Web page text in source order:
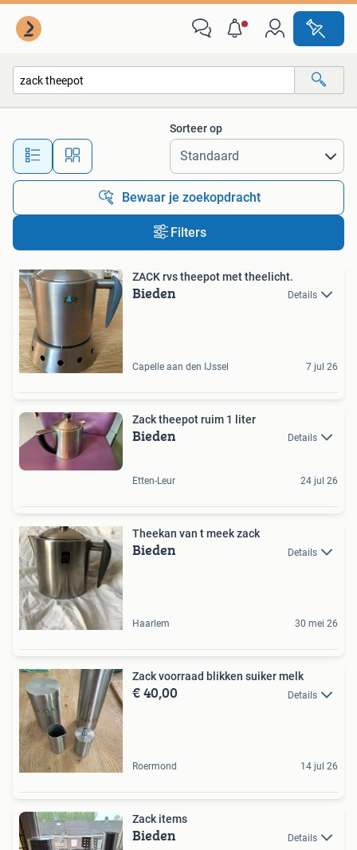
Alle afstanden…
Sorteer op
Bewaar je zoekopdracht
Filters
ZACK rvs theepot met theelicht.
Bieden Details
Capelle aan den IJssel 7 jul 26
Zack theepot ruim 1 liter
Bieden Details
Etten-Leur 24 jul 26
Theekan van t meek zack
Bieden Details
Haarlem 30 mei 26
Zack voorraad blikken suiker melk
€ 40,00 Details
Roermond 14 jul 26
Zack items
Bieden Details